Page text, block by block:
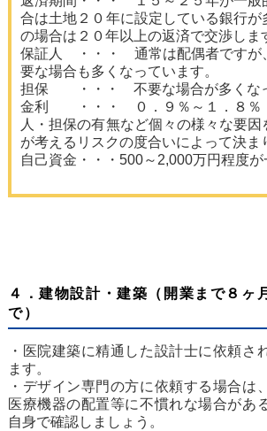
合は土地２０年に設定している銀行が
の場合は２０年以上の返済で交渉しま
保証人 ・・・ 通常は配偶者ですが
要な場合も多くなっています。
担保 ・・・ 不要な場合が多くなっ
金利 ・・・ ０．９％～１．８％
人・担保の有無など個々の様々な要因
が考えるリスクの度合いによって決ま
自己資金・・・500～2,000万円程度が
４．建物設計・建築（開業まで８ヶ
で）
・医院建築に精通した設計士に依頼さ
ます。
・デザイン専門の方に依頼する場合は
医療機器の配置等に不慣れな場合があ
自身で確認しましょう。